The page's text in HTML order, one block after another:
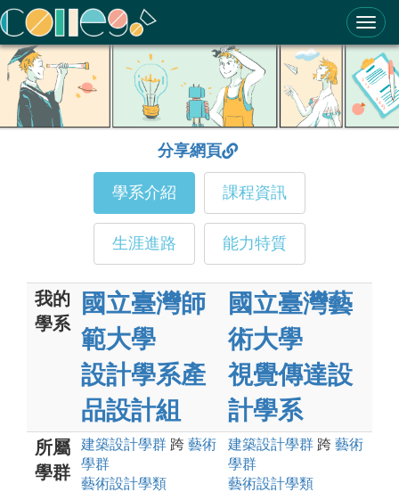
ColleGo! 大學選才與高中育才輔助系統
分享網頁
學系介紹 課程資訊
生涯進路 能力特質
我的
學系
國立臺灣師
範大學
設計學系產
品設計組
國立臺灣藝
術大學
視覺傳達設
計學系
所屬
學群
建築設計學群 跨 藝術
學群
藝術設計學類
建築設計學群 跨 藝術
學群
藝術設計學類